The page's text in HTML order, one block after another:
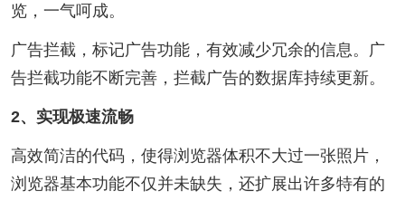
览，一气呵成。
广告拦截，标记广告功能，有效减少冗余的信息。广
告拦截功能不断完善，拦截广告的数据库持续更新。
2、实现极速流畅
高效简洁的代码，使得浏览器体积不大过一张照片，
浏览器基本功能不仅并未缺失，还扩展出许多特有的